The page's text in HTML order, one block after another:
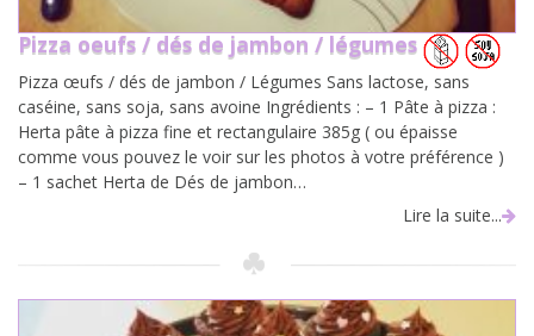
Pizza oeufs / dés de jambon / légumes
Pizza œufs / dés de jambon / Légumes Sans lactose, sans
caséine, sans soja, sans avoine Ingrédients : – 1 Pâte à pizza :
Herta pâte à pizza fine et rectangulaire 385g ( ou épaisse
comme vous pouvez le voir sur les photos à votre préférence )
– 1 sachet Herta de Dés de jambon…
Lire la suite...